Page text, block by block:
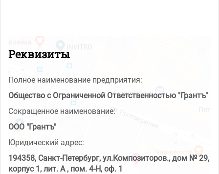
Реквизиты
Полное наименование предприятия:
Общество с Ограниченной Ответственностью "Грантъ"
Сокращенное наименование:
ООО "Грантъ"
Юридический адрес:
194358, Санкт-Петербург, ул.Композиторов., дом № 29,
корпус 1, лит. А , пом. 4-Н, оф. 1